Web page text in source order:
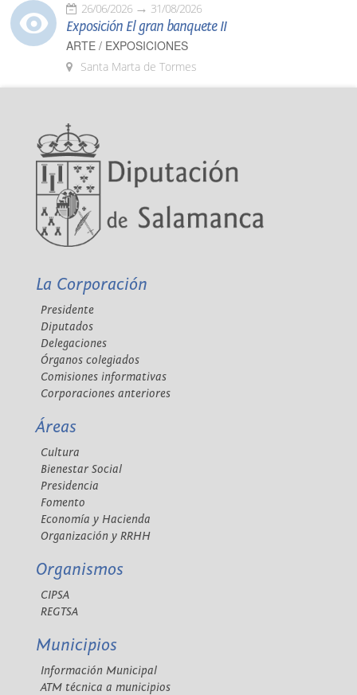
26/06/2026 31/08/2026
Exposición El gran banquete II
ARTE / EXPOSICIONES
Santa Marta de Tormes
La Corporación
Presidente
Diputados
Delegaciones
Órganos colegiados
Comisiones informativas
Corporaciones anteriores
Áreas
Cultura
Bienestar Social
Presidencia
Fomento
Economía y Hacienda
Organización y RRHH
Organismos
CIPSA
REGTSA
Municipios
Información Municipal
ATM técnica a municipios